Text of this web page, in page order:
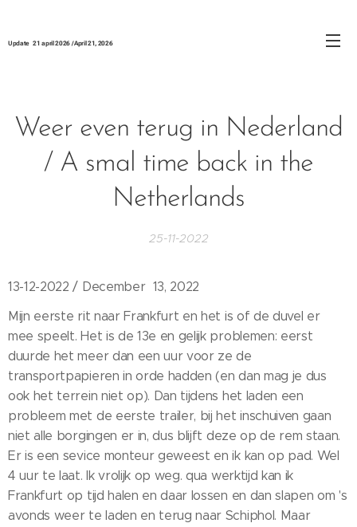
Update 21 april 2026 / April 21, 2026
Weer even terug in Nederland
/ A smal time back in the
Netherlands
25-11-2022
13-12-2022 / December 13, 2022
Mijn eerste rit naar Frankfurt en het is of de duvel er
mee speelt. Het is de 13e en gelijk problemen: eerst
duurde het meer dan een uur voor ze de
transportpapieren in orde hadden (en dan mag je dus
ook het terrein niet op). Dan tijdens het laden een
probleem met de eerste trailer, bij het inschuiven gaan
niet alle borgingen er in, dus blijft deze op de rem staan.
Er is een sevice monteur geweest en ik kan op pad. Wel
4 uur te laat. Ik vrolijk op weg. qua werktijd kan ik
Frankfurt op tijd halen en daar lossen en dan slapen om 's
avonds weer te laden en terug naar Schiphol. Maar